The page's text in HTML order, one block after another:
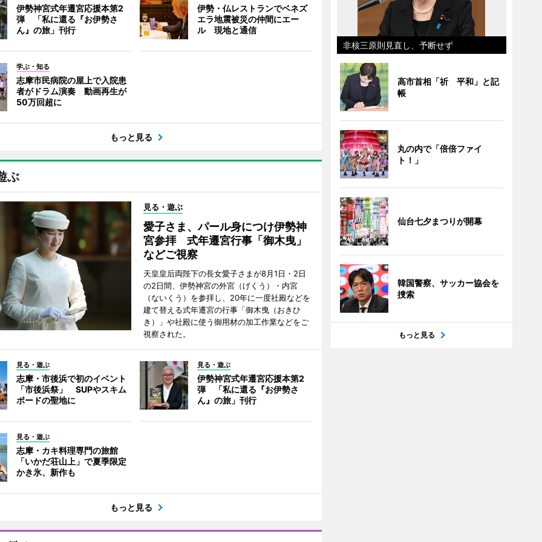
伊勢神宮式年遷宮応援本第2
弾 「私に還る『お伊勢さ
ん』の旅」刊行
伊勢・仏レストランでベネズ
エラ地震被災の仲間にエー
ル 現地と通信
学ぶ・知る
志摩市民病院の屋上で入院患
者がドラム演奏 動画再生が
50万回超に
もっと見る
ぶ
見る・遊ぶ
愛子さま、パール身につけ伊勢神
宮参拝 式年遷宮行事「御木曳」
などご視察
天皇皇后両陛下の長女愛子さまが8月1日・2日
の2日間、伊勢神宮の外宮（げくう）・内宮
（ないくう）を参拝し、20年に一度社殿などを
建て替える式年遷宮の行事「御木曳（おきひ
き）」や社殿に使う御用材の加工作業などをご
視察された。
見る・遊ぶ
志摩・市後浜で初のイベント
「市後浜祭」 SUPやスキム
ボードの聖地に
見る・遊ぶ
伊勢神宮式年遷宮応援本第2
弾 「私に還る『お伊勢さ
ん』の旅」刊行
見る・遊ぶ
志摩・カキ料理専門の旅館
「いかだ荘山上」で夏季限定
かき氷、新作も
もっと見る
非核三原則見直し、予断せず
高市首相「祈 平和」と記
帳
丸の内で「倍倍ファイ
ト！」
仙台七夕まつりが開幕
韓国警察、サッカー協会を
捜索
もっと見る